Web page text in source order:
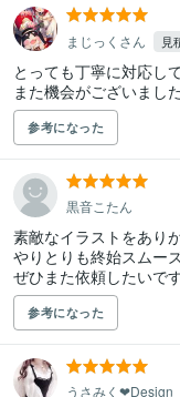
まじっくさん 見
とっても丁寧に対応し
また機会がございまし
参考になった
黒音こたん
素敵なイラストをあり
やりとりも終始スムー
ぜひまた依頼したいで
参考になった
うさみく‪‪❤︎‬Design